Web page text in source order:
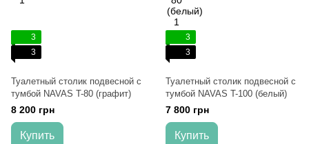
3
3
Туалетный столик подвесной с
тумбой NAVAS T-80 (графит)
8 200 грн
Купить
3
3
Туалетный столик подвесной с
тумбой NAVAS T-100 (белый)
7 800 грн
Купить